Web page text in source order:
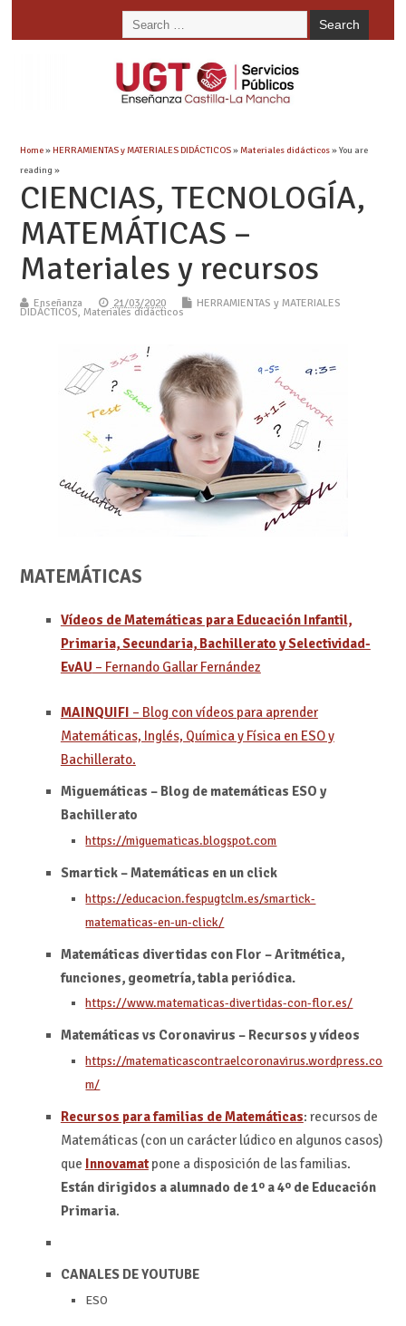
Home»HERRAMIENTAS y MATERIALES DIDÁCTICOS»Materiales didácticos» You are
reading »
CIENCIAS, TECNOLOGÍA,
MATEMÁTICAS –
Materiales y recursos
Enseñanza 21/03/2020 HERRAMIENTAS y MATERIALES
DIDÁCTICOS, Materiales didácticos
MATEMÁTICAS
Vídeos de Matemáticas para Educación Infantil,
Primaria, Secundaria, Bachillerato y Selectividad-
EvAU – Fernando Gallar Fernández
MAINQUIFI – Blog con vídeos para aprender
Matemáticas, Inglés, Química y Física en ESO y
Bachillerato.
Miguemáticas – Blog de matemáticas ESO y
Bachillerato
https://miguematicas.blogspot.com
Smartick – Matemáticas en un click
https://educacion.fespugtclm.es/smartick-
matematicas-en-un-click/
Matemáticas divertidas con Flor – Aritmética,
funciones, geometría, tabla periódica.
https://www.matematicas-divertidas-con-flor.es/
Matemáticas vs Coronavirus – Recursos y vídeos
https://matematicascontraelcoronavirus.wordpress.co
m/
Recursos para familias de Matemáticas: recursos de
Matemáticas (con un carácter lúdico en algunos casos)
que Innovamatpone a disposición de las familias.
Están dirigidos a alumnado de 1º a 4º de Educación
Primaria.
CANALES DE YOUTUBE
ESO